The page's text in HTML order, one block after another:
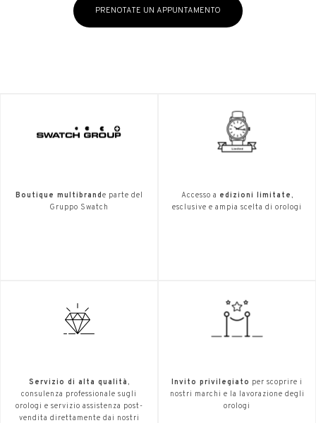
PRENOTATE UN APPUNTAMENTO
Boutique multibrand e parte del
Gruppo Swatch
Accesso a edizioni limitate,
esclusive e ampia scelta di orologi
Servizio di alta qualità,
consulenza professionale sugli
orologi e servizio assistenza post-
vendita direttamente dai nostri
Invito privilegiato per scoprire i
nostri marchi e la lavorazione degli
orologi